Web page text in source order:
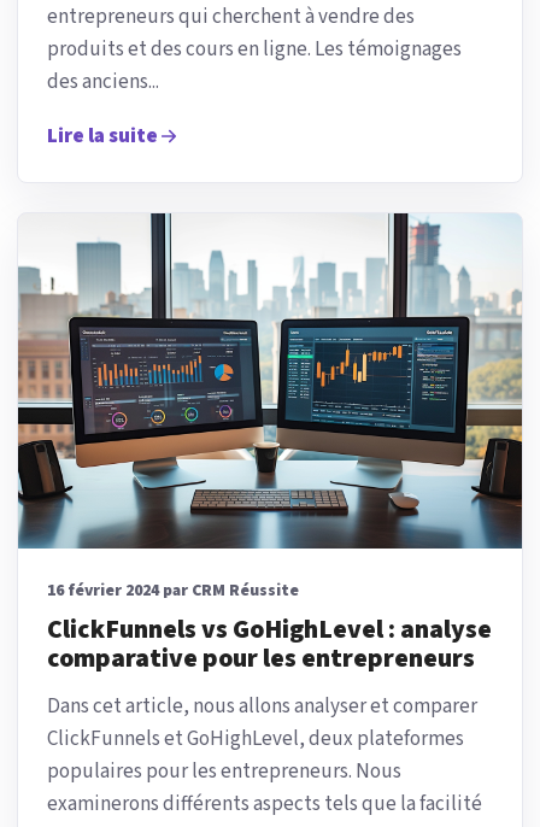
entrepreneurs qui cherchent à vendre des
produits et des cours en ligne. Les témoignages
des anciens...
Lire la suite
16 février 2024 par CRM Réussite
ClickFunnels vs GoHighLevel : analyse
comparative pour les entrepreneurs
Dans cet article, nous allons analyser et comparer
ClickFunnels et GoHighLevel, deux plateformes
populaires pour les entrepreneurs. Nous
examinerons différents aspects tels que la facilité